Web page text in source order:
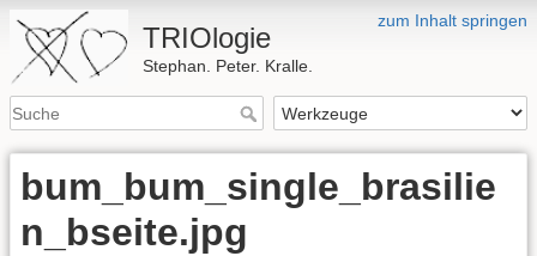
zum Inhalt springen
TRIOlogie
Stephan. Peter. Kralle.
bum_bum_single_brasilie
n_bseite.jpg